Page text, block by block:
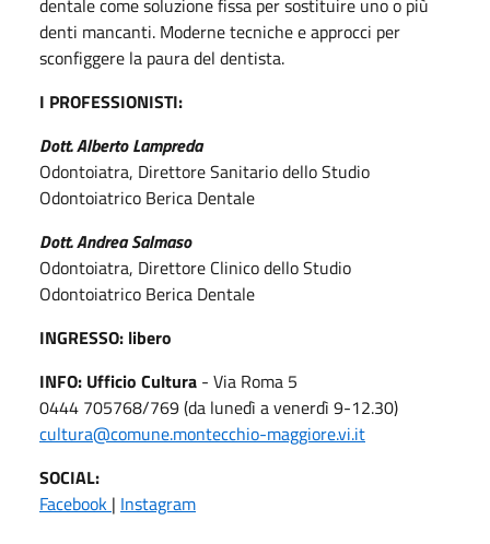
denti mancanti. Moderne tecniche e approcci per
sconfiggere la paura del dentista.
I PROFESSIONISTI:
Dott. Alberto Lampreda
Odontoiatra, Direttore Sanitario dello Studio
Odontoiatrico Berica Dentale
Dott. Andrea Salmaso
Odontoiatra, Direttore Clinico dello Studio
Odontoiatrico Berica Dentale
INGRESSO: libero
INFO: Ufficio Cultura - Via Roma 5
0444 705768/769 (da lunedì a venerdì 9-12.30)
cultura@comune.montecchio-maggiore.vi.it
SOCIAL:
Facebook | Instagram